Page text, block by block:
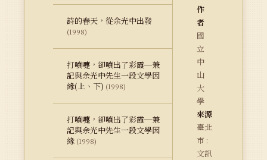
詩的春天，從余光中出發
(1998)
打噴嚏，卻噴出了彩霞─兼
記與余光中先生一段文學因
緣(上、下) (1998)
打噴嚏，卻噴出了彩霞─兼
記與余光中先生一段文學因
緣 (1998)
作
者
國
立
中
山
大
學
來源
臺北
市 :
文訊